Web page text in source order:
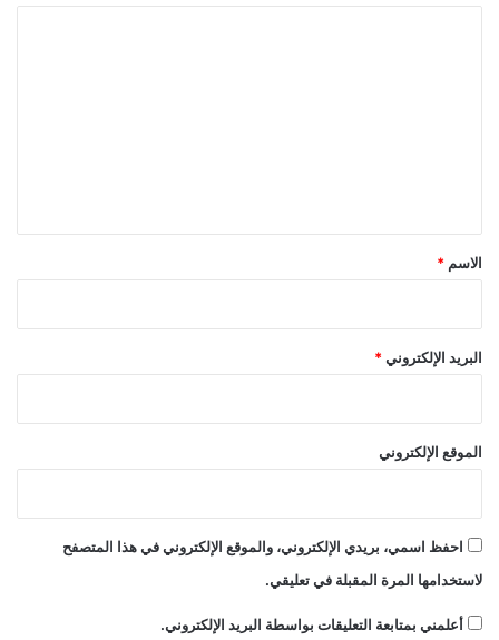
*
الاسم *
البريد الإلكتروني *
الموقع الإلكتروني
احفظ اسمي، بريدي الإلكتروني، والموقع الإلكتروني في هذا المتصفح
لاستخدامها المرة المقبلة في تعليقي.
أعلمني بمتابعة التعليقات بواسطة البريد الإلكتروني.